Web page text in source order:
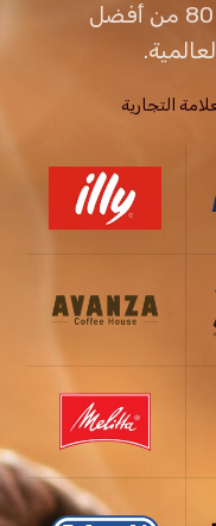
إكسسوارات من أكثر من 80 من أفضل
التجارية